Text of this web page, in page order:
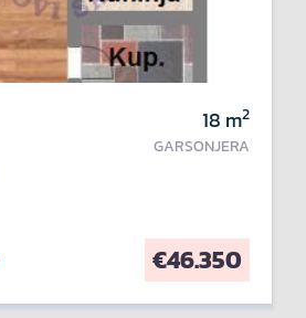
18 m2
GARSONJERA
€46.350